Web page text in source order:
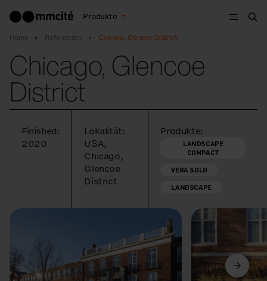
Produkte
Menu
Home Referenzen Chicago, Glencoe District
Chicago, Glencoe
District
Finished:
2020
Lokalität:
USA,
Chicago,
Glencoe
District
Produkte:
LANDSCAPE
COMPACT
VERA SOLO
LANDSCAPE